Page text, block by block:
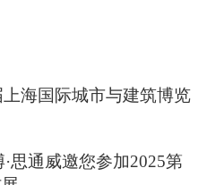
海国际城市与建筑博览
思通威邀您参加2025第